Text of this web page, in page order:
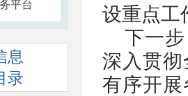
平台
息
录
设重点工
下一
深入贯
有序开